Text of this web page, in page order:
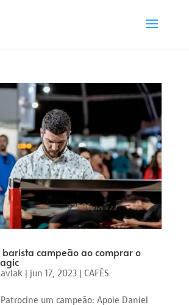
barista campeão ao comprar o
| jun 17, 2023| CAFÉS
um campeão: Apoie Daniel